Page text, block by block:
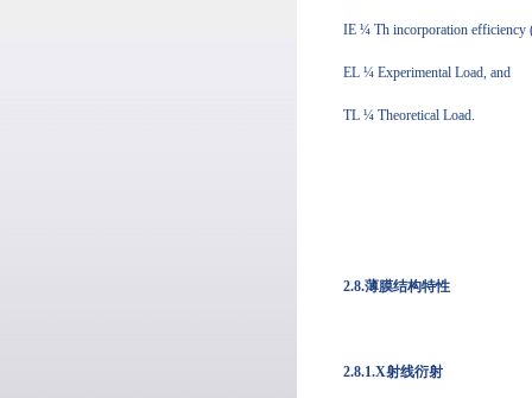
IE ¼ Th incorporation efficiency
EL ¼ Experimental Load, and
TL ¼ Theoretical Load.
2.8.薄膜结构特性
2.8.1.X射线衍射